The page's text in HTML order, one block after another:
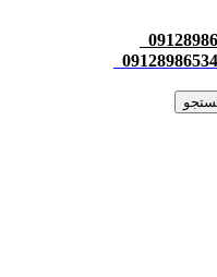
09128986534